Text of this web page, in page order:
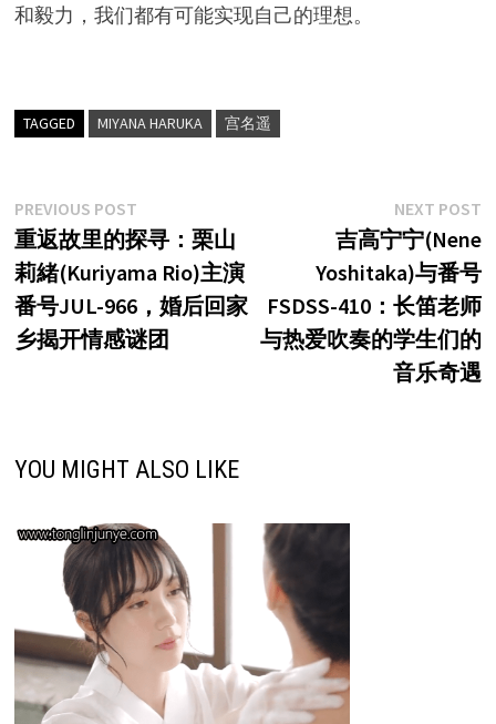
和毅力，我们都有可能实现自己的理想。
TAGGED MIYANA HARUKA 宫名遥
文
章
导
航
PREVIOUS POSTPrevious
post:
重返故里的探寻：栗山
莉緒(Kuriyama Rio)主演
番号JUL-966，婚后回家
乡揭开情感谜团
NEXT POST
吉高宁宁(Nene
Yoshitaka)与番号
FSDSS-410：长笛老师
与热爱吹奏的学生们的
音乐奇遇
YOU MIGHT ALSO LIKE